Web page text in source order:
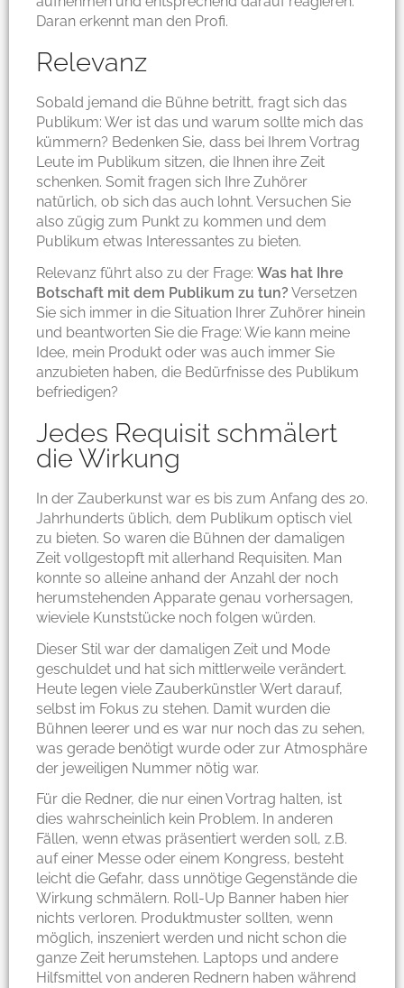
Daran erkennt man den Profi.
Relevanz
Sobald jemand die Bühne betritt, fragt sich das
Publikum: Wer ist das und warum sollte mich das
kümmern? Bedenken Sie, dass bei Ihrem Vortrag
Leute im Publikum sitzen, die Ihnen ihre Zeit
schenken. Somit fragen sich Ihre Zuhörer
natürlich, ob sich das auch lohnt. Versuchen Sie
also zügig zum Punkt zu kommen und dem
Publikum etwas Interessantes zu bieten.
Relevanz führt also zu der Frage: Was hat Ihre
Botschaft mit dem Publikum zu tun? Versetzen
Sie sich immer in die Situation Ihrer Zuhörer hinein
und beantworten Sie die Frage: Wie kann meine
Idee, mein Produkt oder was auch immer Sie
anzubieten haben, die Bedürfnisse des Publikum
befriedigen?
Jedes Requisit schmälert
die Wirkung
In der Zauberkunst war es bis zum Anfang des 20.
Jahrhunderts üblich, dem Publikum optisch viel
zu bieten. So waren die Bühnen der damaligen
Zeit vollgestopft mit allerhand Requisiten. Man
konnte so alleine anhand der Anzahl der noch
herumstehenden Apparate genau vorhersagen,
wieviele Kunststücke noch folgen würden.
Dieser Stil war der damaligen Zeit und Mode
geschuldet und hat sich mittlerweile verändert.
Heute legen viele Zauberkünstler Wert darauf,
selbst im Fokus zu stehen. Damit wurden die
Bühnen leerer und es war nur noch das zu sehen,
was gerade benötigt wurde oder zur Atmosphäre
der jeweiligen Nummer nötig war.
Für die Redner, die nur einen Vortrag halten, ist
dies wahrscheinlich kein Problem. In anderen
Fällen, wenn etwas präsentiert werden soll, z.B.
auf einer Messe oder einem Kongress, besteht
leicht die Gefahr, dass unnötige Gegenstände die
Wirkung schmälern. Roll-Up Banner haben hier
nichts verloren. Produktmuster sollten, wenn
möglich, inszeniert werden und nicht schon die
ganze Zeit herumstehen. Laptops und andere
Hilfsmittel von anderen Rednern haben während